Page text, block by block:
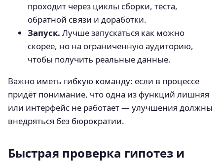
проходит через циклы сборки, теста,
обратной связи и доработки.
Запуск. Лучше запускаться как можно
скорее, но на ограниченную аудиторию,
чтобы получить реальные данные.
Важно иметь гибкую команду: если в процессе
придёт понимание, что одна из функций лишняя
или интерфейс не работает — улучшения должны
внедряться без бюрократии.
Быстрая проверка гипотез и